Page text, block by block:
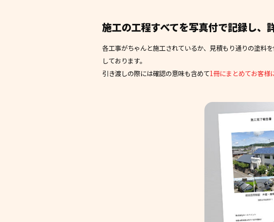
施工の工程すべてを写真付で記録し、
各工事がちゃんと施工されているか、見積もり通りの塗料
しております。
引き渡しの際には確認の意味も含めて1冊にまとめてお客様